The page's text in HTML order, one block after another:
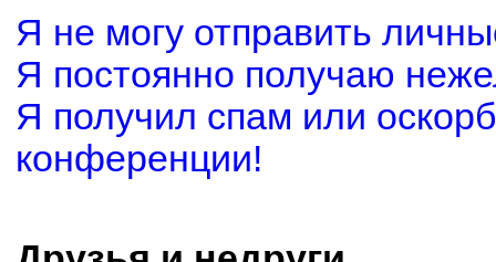
Я не могу отправить
Я постоянно получаю
Я получил спам или
конференции!